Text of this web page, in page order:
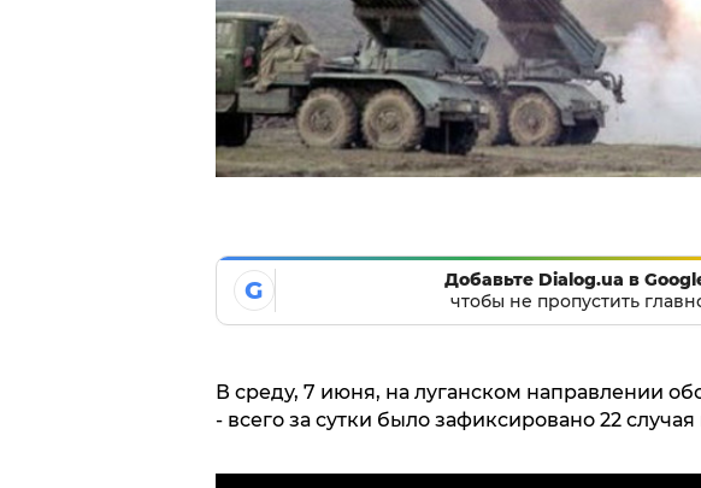
G
Добавьте Dialog.ua в
чтобы не пропустить
В среду, 7 июня, на луганском направлении
- всего за сутки было зафиксировано 22